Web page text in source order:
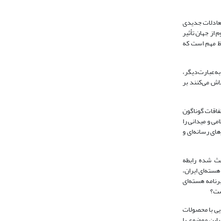
جدیدی
جهان تأثیر
مهم است که
می‌کنند بر
گوناگون
و میدانی را
رسانه‌ای و
شده رابطه
ایران،
هسته‌ای
با محصولات